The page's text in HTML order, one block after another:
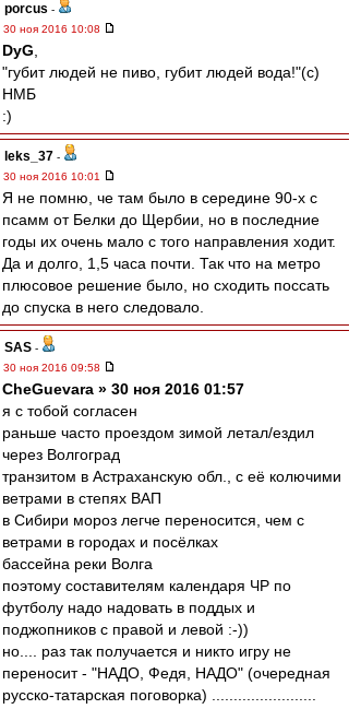
porcus -
30 ноя 2016 10:08
DyG
"губит людей не пиво, губит людей вода!"(с)
НМБ
:)
leks_37 -
30 ноя 2016 10:01
Я не помню, че там было в середине 90-х с
псамм от Белки до Щербии, но в последние
годы их очень мало с того направления ходит.
Да и долго, 1,5 часа почти. Так что на метро
плюсовое решение было, но сходить поссать
до спуска в него следовало.
SAS -
30 ноя 2016 09:58
CheGuevara » 30 ноя 2016 01:57
я с тобой согласен
раньше часто проездом зимой летал/ездил
через Волгоград
транзитом в Астраханскую обл., с её колючими
ветрами в степях ВАП
в Сибири мороз легче переносится, чем с
ветрами в городах и посёлках
бассейна реки Волга
поэтому составителям календаря ЧР по
футболу надо надовать в поддых и
поджопников с правой и левой :-))
но.... раз так получается и никто игру не
переносит - "НАДО, Федя, НАДО" (очередная
русско-татарская поговорка) ........................